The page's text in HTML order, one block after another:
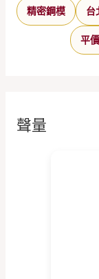
精密鋼模 台
平
聲量